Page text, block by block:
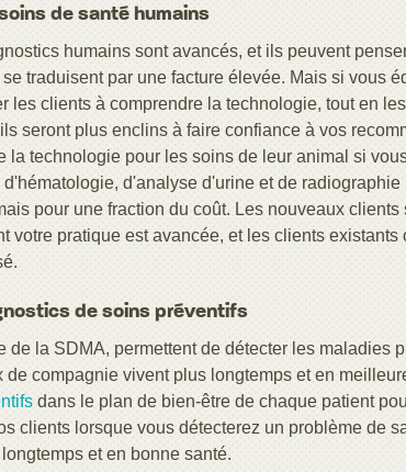
de santé humains
humains sont avancés, et ils peuvent
traduisent par une facture élevée. Mais si vous
les clients à comprendre la technologie, tout en
seront plus enclins à faire confiance à vos
la technologie pour les soins de leur animal si
d'analyse d'urine et de radiographie
pour une fraction du coût. Les nouveaux clients
votre pratique est avancée, et les clients existants
de soins préventifs
de la SDMA, permettent de détecter les maladies
compagnie vivent plus longtemps et en
dans le plan de bien-être de chaque patient
clients lorsque vous détecterez un problème de
et en bonne santé.